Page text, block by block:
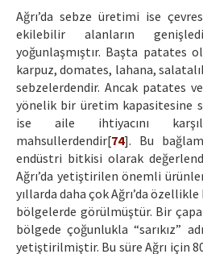
Ağrı’da sebze üretimi ise
ekilebilir alanların
yoğunlaşmıştır. Başta patates
karpuz, domates, lahana,
sebzelerdendir. Ancak patates
yönelik bir üretim kapasitesine
ise aile ihtiyacını
mahsullerdendir[74]. Bu
endüstri bitkisi olarak
Ağrı’da yetiştirilen önemli
yıllarda daha çok Ağrı’da
bölgelerde görülmüştür. Bir
bölgede çoğunlukla “sarıkız”
yetiştirilmiştir. Bu süre Ağrı için